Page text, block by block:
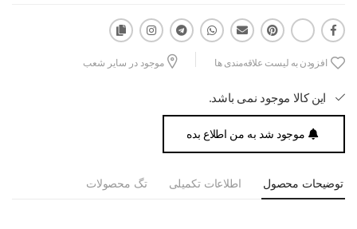
افزودن به لیست علاقه‌مندی ها موجود در سایر شعب
این کالا موجود نمی باشد.
موجود شد به من اطلاع بده
توضیحات محصول اطلاعات تکمیلی تگ محصولات